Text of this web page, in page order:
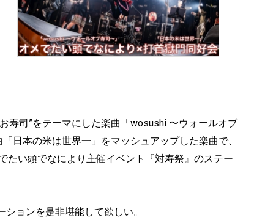
寿司”をテーマにした楽曲「wosushi 〜ウォールオブ
日本の米は世界一」をマッシュアップした楽曲で、
たい頭でなにより主催イベント『対寿祭』のステー
ョンを是非堪能して欲しい。